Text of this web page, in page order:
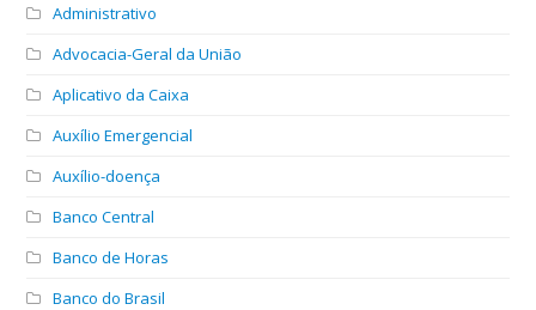
Administrativo
Advocacia-Geral da União
Aplicativo da Caixa
Auxílio Emergencial
Auxílio-doença
Banco Central
Banco de Horas
Banco do Brasil